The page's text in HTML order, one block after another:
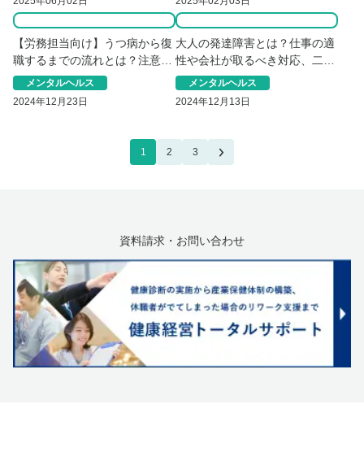
【労務担当向け】うつ病から復
職するまでの流れとは？注意点
についても解説！
メンタルヘルス
2024年12月23日
大人の発達障害とは？仕事の適
性や会社が取るべき対応、二次
障害について解説
メンタルヘルス
2024年12月13日
1 2 3
資料請求・お問い合わせ